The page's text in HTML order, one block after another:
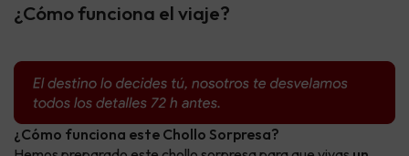
¿Cómo funciona el viaje?
¿Cómo funciona este Chollo Sorpresa?